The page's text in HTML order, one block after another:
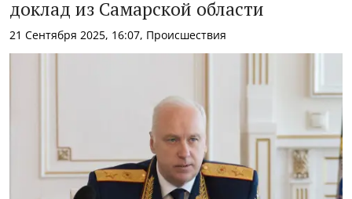
доклад из Самарской области
21 Сентября 2025, 16:07, Происшествия